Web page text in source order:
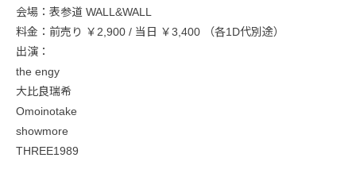
会場：表参道 WALL&WALL
料金：前売り ￥2,900 / 当日 ￥3,400 （各1D代別途）
出演：
the engy
大比良瑞希
Omoinotake
showmore
THREE1989